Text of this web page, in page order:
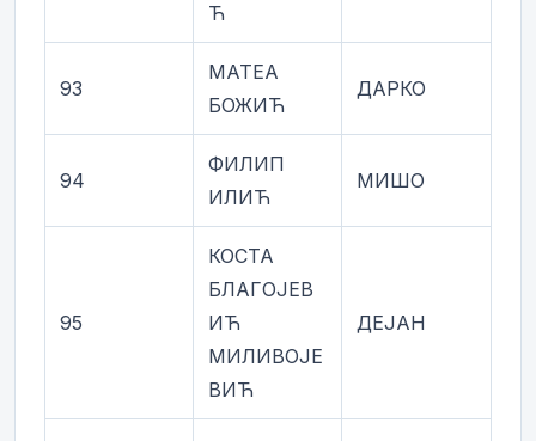
Ћ
93
МАТЕА
БОЖИЋ
ДАРКО
94
ФИЛИП
ИЛИЋ
МИШО
95
КОСТА
БЛАГОЈЕВ
ИЋ
МИЛИВОЈЕ
ВИЋ
ДЕЈАН